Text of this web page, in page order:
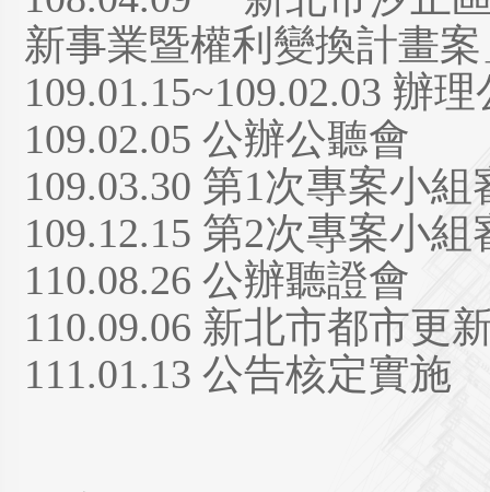
新事業暨權利變換計畫案
109.01.15~109.02.03 辦
109.02.05 公辦公聽會
109.03.30 第1次專案小
109.12.15 第2次專案小
110.08.26 公辦聽證會
110.09.06 新北市都市更
111.01.13 公告核定實施